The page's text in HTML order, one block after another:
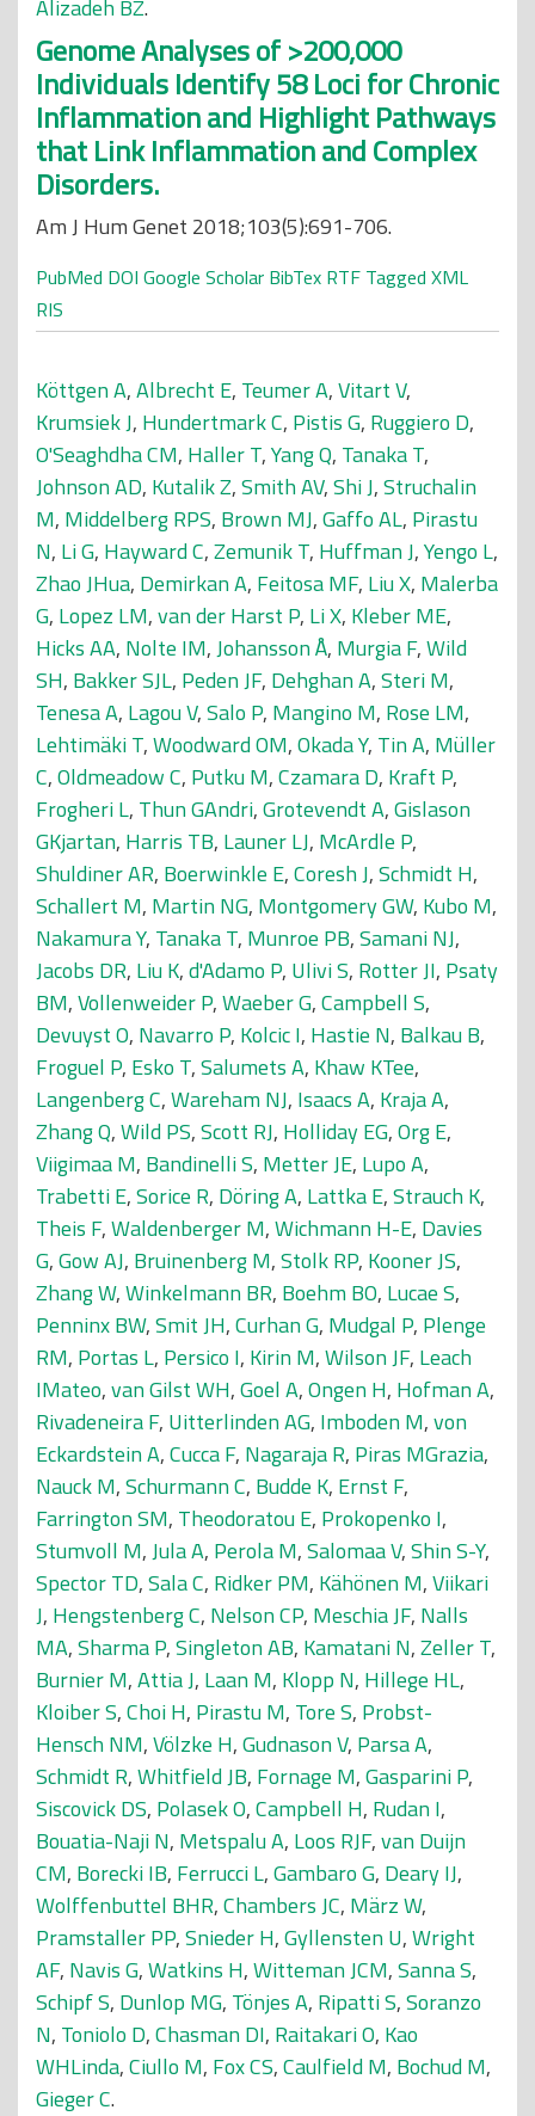
Alizadeh BZ.
Genome Analyses of >200,000
Individuals Identify 58 Loci for Chronic
Inflammation and Highlight Pathways
that Link Inflammation and Complex
Disorders.
Am J Hum Genet 2018;103(5):691-706.
PubMed DOI Google Scholar BibTex RTF Tagged XML
RIS
Köttgen A,Albrecht E, Teumer A,Vitart V,
Krumsiek J, Hundertmark C, Pistis G, Ruggiero D,
O'Seaghdha CM, Haller T,Yang Q, Tanaka T,
Johnson AD, Kutalik Z,Smith AV,Shi J,Struchalin
M, Middelberg RPS, Brown MJ,Gaffo AL, Pirastu
N, Li G, Hayward C,Zemunik T, Huffman J,Yengo L,
Zhao JHua, Demirkan A, Feitosa MF, Liu X, Malerba
G, Lopez LM,van der Harst P, Li X, Kleber ME,
Hicks AA, Nolte IM,Johansson Å, Murgia F,Wild
SH, Bakker SJL, Peden JF, Dehghan A,Steri M,
Tenesa A, Lagou V,Salo P, Mangino M, Rose LM,
Lehtimäki T,Woodward OM,Okada Y, Tin A, Müller
C,Oldmeadow C, Putku M,Czamara D, Kraft P,
Frogheri L, Thun GAndri,Grotevendt A,Gislason
GKjartan, Harris TB, Launer LJ, McArdle P,
Shuldiner AR, Boerwinkle E,Coresh J,Schmidt H,
Schallert M, Martin NG, Montgomery GW, Kubo M,
Nakamura Y, Tanaka T, Munroe PB,Samani NJ,
Jacobs DR, Liu K,d'Adamo P, Ulivi S, Rotter JI, Psaty
BM,Vollenweider P,Waeber G,Campbell S,
Devuyst O, Navarro P, Kolcic I, Hastie N, Balkau B,
Froguel P, Esko T,Salumets A, Khaw KTee,
Langenberg C,Wareham NJ, Isaacs A, Kraja A,
Zhang Q,Wild PS,Scott RJ, Holliday EG,Org E,
Viigimaa M, Bandinelli S, Metter JE, Lupo A,
Trabetti E,Sorice R, Döring A, Lattka E,Strauch K,
Theis F,Waldenberger M,Wichmann H-E, Davies
G,Gow AJ, Bruinenberg M,Stolk RP, Kooner JS,
Zhang W,Winkelmann BR, Boehm BO, Lucae S,
Penninx BW,Smit JH,Curhan G, Mudgal P, Plenge
RM, Portas L, Persico I, Kirin M,Wilson JF, Leach
IMateo,van Gilst WH,Goel A,Ongen H, Hofman A,
Rivadeneira F, Uitterlinden AG, Imboden M,von
Eckardstein A,Cucca F, Nagaraja R, Piras MGrazia,
Nauck M,Schurmann C, Budde K, Ernst F,
Farrington SM, Theodoratou E, Prokopenko I,
Stumvoll M,Jula A, Perola M,Salomaa V,Shin S-Y,
Spector TD,Sala C, Ridker PM, Kähönen M,Viikari
J, Hengstenberg C, Nelson CP, Meschia JF, Nalls
MA,Sharma P,Singleton AB, Kamatani N,Zeller T,
Burnier M,Attia J, Laan M, Klopp N, Hillege HL,
Kloiber S,Choi H, Pirastu M, Tore S, Probst-
Hensch NM,Völzke H,Gudnason V, Parsa A,
Schmidt R,Whitfield JB, Fornage M,Gasparini P,
Siscovick DS, Polasek O,Campbell H, Rudan I,
Bouatia-Naji N, Metspalu A, Loos RJF,van Duijn
CM, Borecki IB, Ferrucci L,Gambaro G, Deary IJ,
Wolffenbuttel BHR,Chambers JC, März W,
Pramstaller PP,Snieder H,Gyllensten U,Wright
AF, Navis G,Watkins H,Witteman JCM,Sanna S,
Schipf S, Dunlop MG, Tönjes A, Ripatti S,Soranzo
N, Toniolo D,Chasman DI, Raitakari O, Kao
WHLinda,Ciullo M, Fox CS,Caulfield M, Bochud M,
Gieger C.